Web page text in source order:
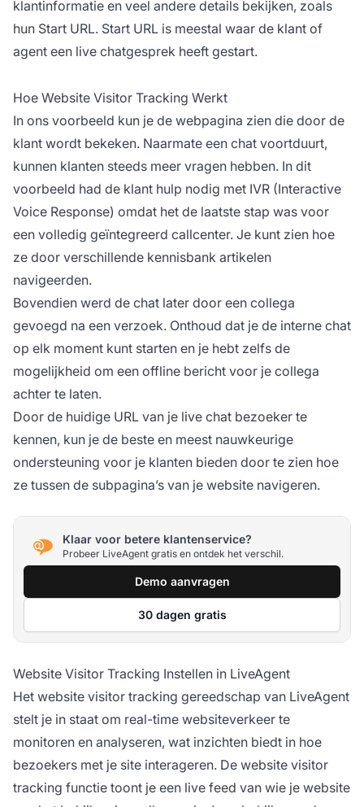
klantinformatie en veel andere details bekijken, zoals
hun Start URL. Start URL is meestal waar de klant of
agent een live chatgesprek heeft gestart.
Hoe Website Visitor Tracking Werkt
In ons voorbeeld kun je de webpagina zien die door de
klant wordt bekeken. Naarmate een chat voortduurt,
kunnen klanten steeds meer vragen hebben. In dit
voorbeeld had de klant hulp nodig met IVR (Interactive
Voice Response) omdat het de laatste stap was voor
een volledig geïntegreerd callcenter. Je kunt zien hoe
ze door verschillende kennisbank artikelen
navigeerden.
Bovendien werd de chat later door een collega
gevoegd na een verzoek. Onthoud dat je de interne chat
op elk moment kunt starten en je hebt zelfs de
mogelijkheid om een offline bericht voor je collega
achter te laten.
Door de huidige URL van je live chat bezoeker te
kennen, kun je de beste en meest nauwkeurige
ondersteuning voor je klanten bieden door te zien hoe
ze tussen de subpagina’s van je website navigeren.
Klaar voor betere klantenservice?
Probeer LiveAgent gratis en ontdek het verschil.
Demo aanvragen
30 dagen gratis
Website Visitor Tracking Instellen in LiveAgent
Het website visitor tracking gereedschap van LiveAgent
stelt je in staat om real-time websiteverkeer te
monitoren en analyseren, wat inzichten biedt in hoe
bezoekers met je site interageren. De website visitor
tracking functie toont je een live feed van wie je website